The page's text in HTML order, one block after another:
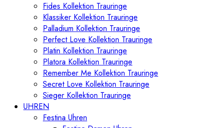
Fides Kollektion Trauringe
Klassiker Kollektion Trauringe
Palladium Kollektion Trauringe
Perfect Love Kollektion Trauringe
Platin Kollektion Trauringe
Platora Kollektion Trauringe
Remember Me Kollektion Trauringe
Secret Love Kollektion Trauringe
Sieger Kollektion Trauringe
UHREN
Festina Uhren